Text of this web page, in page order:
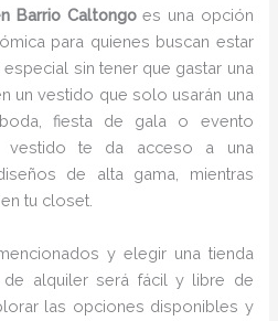
Barrio Caltongoes una opción
para quienes buscan estar
sin tener que gastar una
un vestido que solo usarán una
fiesta de gala o evento
vestido te da acceso a una
de alta gama, mientras
tu closet.
y elegir una tienda
de alquiler será fácil y libre de
las opciones disponibles y